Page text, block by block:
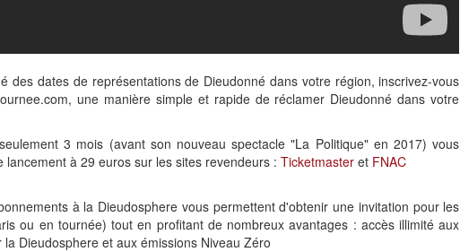
des dates de représentations de Dieudonné dans votre région, inscrivez-vous
une manière simple et rapide de réclamer Dieudonné dans votre
3 mois (avant son nouveau spectacle "La Politique" en 2017) vous
à 29 euros sur les sites revendeurs : Ticketmaster et FNAC
à la Dieudosphere vous permettent d'obtenir une invitation pour les
ou en tournée) tout en profitant de nombreux avantages : accès illimité aux
Dieudosphere et aux émissions Niveau Zéro